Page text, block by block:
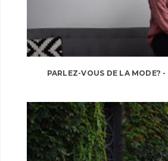
PARLEZ-VOUS DE LA MODE?